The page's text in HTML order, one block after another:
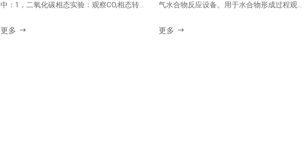
中：1，二氧化碳相态实验：观察CO,相态转
更多
气水合物反应设备。用于水合物形成过程观
更多